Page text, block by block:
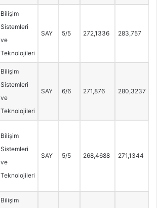
Bilişim
Sistemleri
ve
Teknolojileri
SAY 5/5 272,1336 283,757
Bilişim
Sistemleri
ve
Teknolojileri
SAY 6/6 271,876 280,3237
Bilişim
Sistemleri
ve
Teknolojileri
SAY 5/5 268,4688 271,1344
Bilişim